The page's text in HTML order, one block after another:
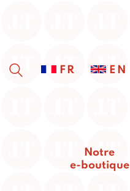
FR EN
Notre
e-boutique